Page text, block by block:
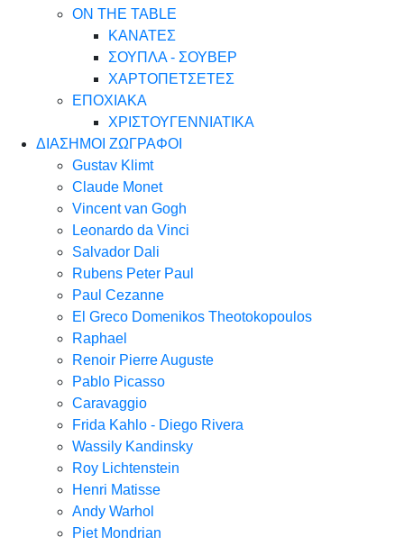
ON THE TABLE
ΚΑΝΑΤΕΣ
ΣΟΥΠΛΑ - ΣΟΥΒΕΡ
ΧΑΡΤΟΠΕΤΣΕΤΕΣ
ΕΠΟΧΙΑΚΑ
ΧΡΙΣΤΟΥΓΕΝΝΙΑΤΙΚΑ
ΔΙΑΣΗΜΟΙ ΖΩΓΡΑΦΟΙ
Gustav Klimt
Claude Monet
Vincent van Gogh
Leonardo da Vinci
Salvador Dali
Rubens Peter Paul
Paul Cezanne
El Greco Domenikos Theotokopoulos
Raphael
Renoir Pierre Auguste
Pablo Picasso
Caravaggio
Frida Kahlo - Diego Rivera
Wassily Kandinsky
Roy Lichtenstein
Henri Matisse
Andy Warhol
Piet Mondrian